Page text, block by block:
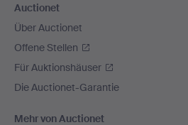
Auctionet
Über Auctionet
Offene Stellen
Für Auktionshäuser
Die Auctionet-Garantie
Mehr von Auctionet